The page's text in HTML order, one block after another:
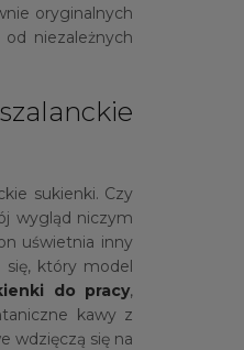
oryginalnych
niezależnych
sukienki. Czy
wygląd niczym
uświetnia inny
się, który model
do pracy,
kawy z
wdzięczą się na